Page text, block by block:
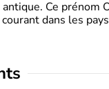
Ce prénom
dans les